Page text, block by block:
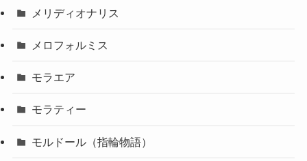
メリディオナリス
メロフォルミス
モラエア
モラティー
モルドール（指輪物語）